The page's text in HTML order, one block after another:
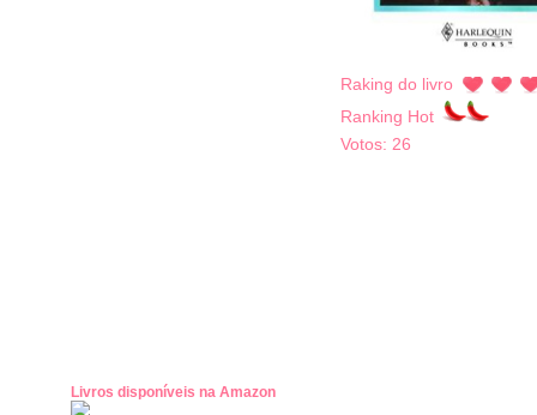
Livros disponíveis na Amazon
Raking do livro
Ranking Hot
Votos: 26